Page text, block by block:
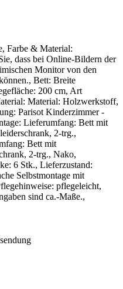
Farbe & Material:
dass bei Online-Bildern der
Monitor von den
Bett: Breite
200 cm, Art
Material: Holzwerkstoff,
Parisot Kinderzimmer -
Lieferumfang: Bett mit
2-trg.,
Bett mit
2-trg., Nako,
6 Stk., Lieferzustand:
Selbstmontage mit
pflegeleicht,
sind ca.-Maße.,